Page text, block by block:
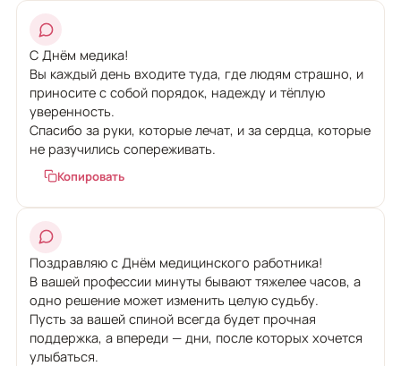
С Днём медика!
Вы каждый день входите туда, где людям страшно, и
приносите с собой порядок, надежду и тёплую
уверенность.
Спасибо за руки, которые лечат, и за сердца, которые
не разучились сопереживать.
Копировать
Поздравляю с Днём медицинского работника!
В вашей профессии минуты бывают тяжелее часов, а
одно решение может изменить целую судьбу.
Пусть за вашей спиной всегда будет прочная
поддержка, а впереди — дни, после которых хочется
улыбаться.